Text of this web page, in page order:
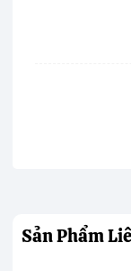
Với dung tích
cơm trắng,
trong thiết kế
Sản Phẩm